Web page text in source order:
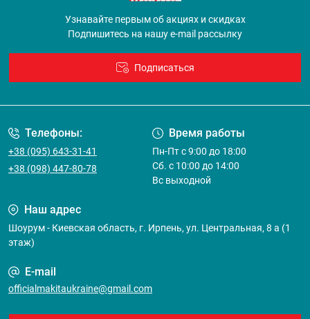
Узнавайте первым об акциях и скидках
Подпишитесь на нашу e-mail рассылку
Подписаться
Телефоны:
+38 (095) 643-31-41
+38 (098) 447-80-78
Время работы
Пн-Пт с 9:00 до 18:00
Сб. с 10:00 до 14:00
Вс выходной
Наш адрес
Шоурум - Киевская область, г. Ирпень, ул. Центральная, 8 а (1
этаж)
E-mail
officialmakitaukraine@gmail.com